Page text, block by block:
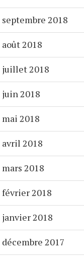
septembre 2018
août 2018
juillet 2018
juin 2018
mai 2018
avril 2018
mars 2018
février 2018
janvier 2018
décembre 2017